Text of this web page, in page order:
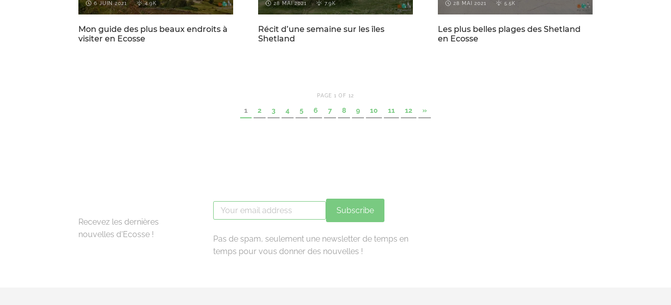
6 JUIN 2021 4.9K
Mon guide des plus beaux endroits à
visiter en Ecosse
28 MAI 2021 7.9K
Récit d’une semaine sur les îles
Shetland
28 MAI 2021 5.5K
Les plus belles plages des Shetland
en Ecosse
PAGE 1 OF 12
1 2 3 4 5 6 7 8 9 10 11 12 »
Recevez les dernières
nouvelles d'Ecosse !
Subscribe
Pas de spam, seulement une newsletter de temps en
temps pour vous donner des nouvelles !